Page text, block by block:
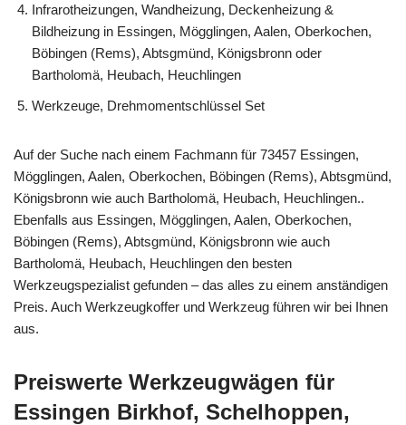
Infrarotheizungen, Wandheizung, Deckenheizung &
Bildheizung in Essingen, Mögglingen, Aalen, Oberkochen,
Böbingen (Rems), Abtsgmünd, Königsbronn oder
Bartholomä, Heubach, Heuchlingen
Werkzeuge, Drehmomentschlüssel Set
Auf der Suche nach einem Fachmann für 73457 Essingen,
Mögglingen, Aalen, Oberkochen, Böbingen (Rems), Abtsgmünd,
Königsbronn wie auch Bartholomä, Heubach, Heuchlingen..
Ebenfalls aus Essingen, Mögglingen, Aalen, Oberkochen,
Böbingen (Rems), Abtsgmünd, Königsbronn wie auch
Bartholomä, Heubach, Heuchlingen den besten
Werkzeugspezialist gefunden – das alles zu einem anständigen
Preis. Auch Werkzeugkoffer und Werkzeug führen wir bei Ihnen
aus.
Preiswerte Werkzeugwägen für
Essingen Birkhof, Schelhoppen,